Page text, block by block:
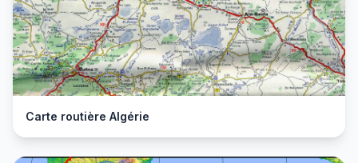
Carte routière Algérie